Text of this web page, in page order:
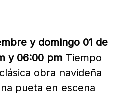
y domingo 01 de
y 06:00 pm Tiempo
obra navideña
pueta en escena